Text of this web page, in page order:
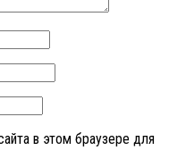
в этом браузере для